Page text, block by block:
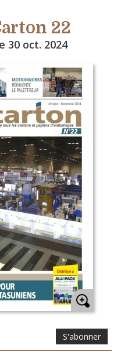
22
30 oct. 2024
S'abonner